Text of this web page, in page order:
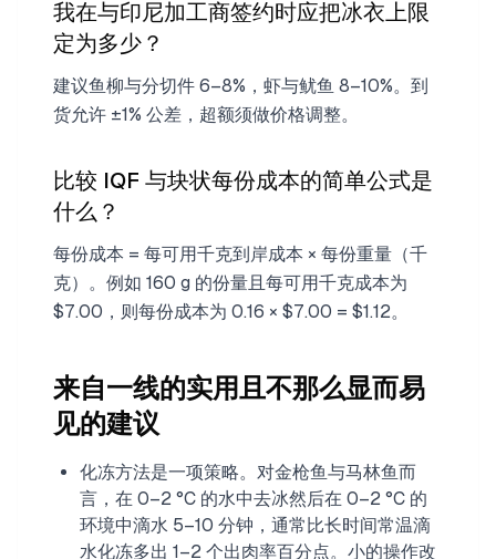
我在与印尼加工商签约时应把冰衣上限
定为多少？
建议鱼柳与分切件 6–8%，虾与鱿鱼 8–10%。到
货允许 ±1% 公差，超额须做价格调整。
比较 IQF 与块状每份成本的简单公式是
什么？
每份成本 = 每可用千克到岸成本 × 每份重量（千
克）。例如 160 g 的份量且每可用千克成本为
$7.00，则每份成本为 0.16 × $7.00 = $1.12。
来自一线的实用且不那么显而易
见的建议
化冻方法是一项策略。对金枪鱼与马林鱼而
言，在 0–2 °C 的水中去冰然后在 0–2 °C 的
环境中滴水 5–10 分钟，通常比长时间常温滴
水化冻多出 1–2 个出肉率百分点。小的操作改